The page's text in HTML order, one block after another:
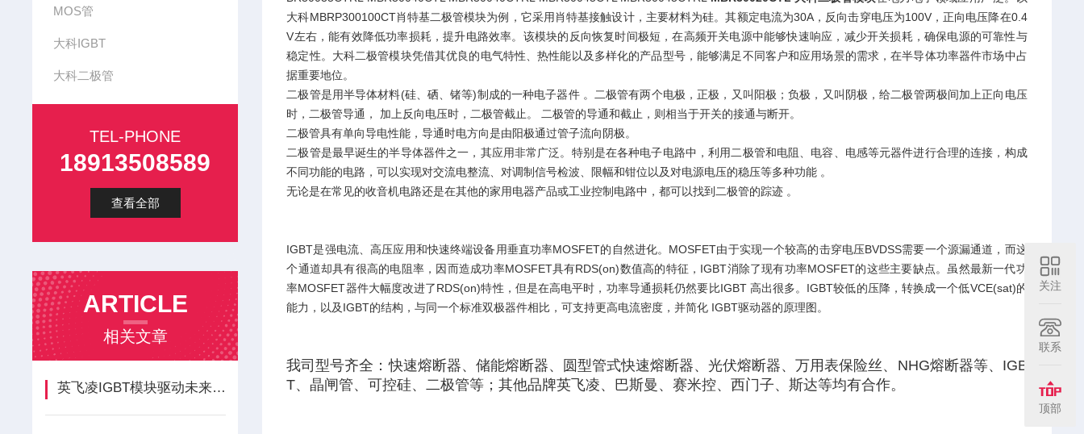
MOS管
大科IGBT
大科二极管
TEL-PHONE
18913508589
查看全部
ARTICLE
相关文章
英飞凌IGBT模块驱动未来电动技术的核心引擎
大科MBRP300100CT肖特基二极管模块为例，它采用肖特基接触设计，主要材料为硅。其额定电流为30A，反向击穿电压为100V，正向电压降在0.4
V左右，能有效降低功率损耗，提升电路效率。该模块的反向恢复时间极短，在高频开关电源中能够快速响应，减少开关损耗，确保电源的可靠性与
稳定性。大科二极管模块凭借其优良的电气特性、热性能以及多样化的产品型号，能够满足不同客户和应用场景的需求，在半导体功率器件市场中占
据重要地位。
二极管是用半导体材料(硅、硒、锗等)制成的一种电子器件 。二极管有两个电极，正极，又叫阳极；负极，又叫阴极，给二极管两极间加上正向电压
时，二极管导通， 加上反向电压时，二极管截止。 二极管的导通和截止，则相当于开关的接通与断开。
二极管具有单向导电性能，导通时电方向是由阳极通过管子流向阴极。
二极管是最早诞生的半导体器件之一，其应用非常广泛。特别是在各种电子电路中，利用二极管和电阻、电容、电感等元器件进行合理的连接，构成
不同功能的电路，可以实现对交流电整流、对调制信号检波、限幅和钳位以及对电源电压的稳压等多种功能 。
无论是在常见的收音机电路还是在其他的家用电器产品或工业控制电路中，都可以找到二极管的踪迹 。
IGBT是强电流、高压应用和快速终端设备用垂直功率MOSFET的自然进化。MOSFET由于实现一个较高的击穿电压BVDSS需要一个源漏通道，而这
个通道却具有很高的电阻率，因而造成功率MOSFET具有RDS(on)数值高的特征，IGBT消除了现有功率MOSFET的这些主要缺点。虽然最新一代功
率MOSFET器件大幅度改进了RDS(on)特性，但是在高电平时，功率导通损耗仍然要比IGBT 高出很多。IGBT较低的压降，转换成一个低VCE(sat)的
能力，以及IGBT的结构，与同一个标准双极器件相比，可支持更高电流密度，并简化 IGBT驱动器的原理图。
我司型号齐全：快速熔断器、储能熔断器、圆型管式快速熔断器、光伏熔断器、万用表保险丝、NHG熔断器等、IGB
T、晶闸管、可控硅、二极管等；其他品牌英飞凌、巴斯曼、赛米控、西门子、斯达等均有合作。
关注
联系
顶部